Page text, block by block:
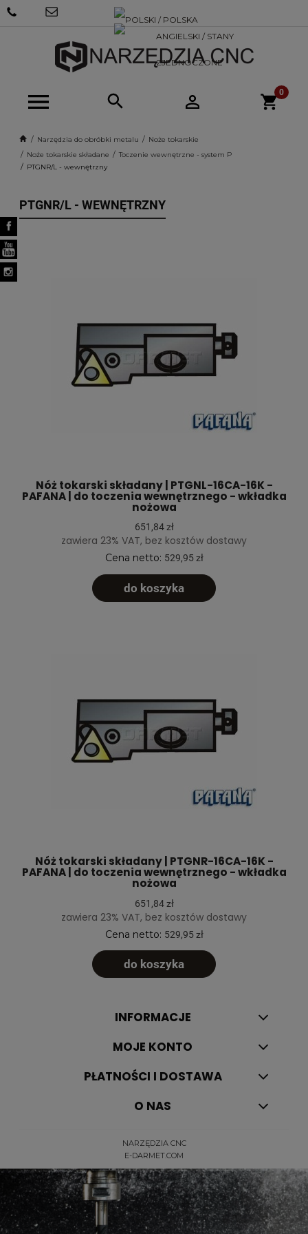
SKLEP@NARZEDZIACNC.PL
Narzędzia do obróbki metalu
Noże tokarskie
Noże tokarskie składane
Toczenie wewnętrzne - system P
PTGNR/L - wewnętrzny
PTGNR/L - WEWNĘTRZNY
Nóż tokarski składany | PTGNL-16CA-16K -
PAFANA | do toczenia wewnętrznego - wkładka
nożowa
651,84 zł
zawiera 23% VAT, bez kosztów dostawy
Cena netto: 529,95 zł
do koszyka
Nóż tokarski składany | PTGNR-16CA-16K -
PAFANA | do toczenia wewnętrznego - wkładka
nożowa
651,84 zł
zawiera 23% VAT, bez kosztów dostawy
Cena netto: 529,95 zł
do koszyka
INFORMACJE
MOJE KONTO
PŁATNOŚCI I DOSTAWA
O NAS
NARZĘDZIA CNC
E-DARMET.COM